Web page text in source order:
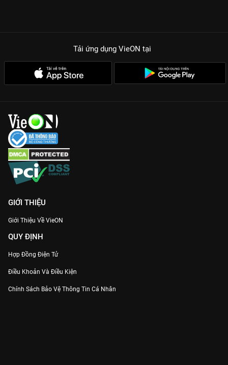
Tải ứng dụng VieON tại
GIỚI THIỆU
Giới Thiệu Về VieON
QUY ĐỊNH
Hợp Đồng Điện Tử
Điều Khoản Và Điều Kiện
Chính Sách Bảo Vệ Thông Tin Cá Nhân